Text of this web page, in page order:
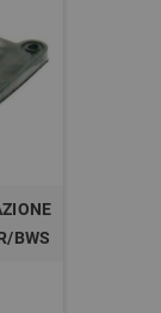
BWS